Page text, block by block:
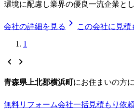
環境に配慮し業界の優良一流企業と
会社の詳細を見る chevron_right この会社に見積
1
chevron_left chevron_right
青森県上北郡横浜町にお住まいの方
無料リフォーム会社一括見積もり依